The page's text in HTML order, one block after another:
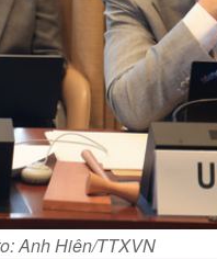
Anh Hiên/TTXVN